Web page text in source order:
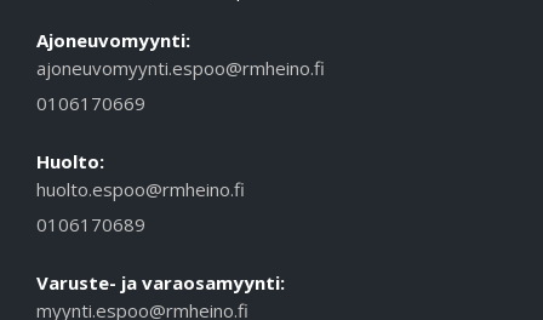
Ajoneuvomyynti:
ajoneuvomyynti.espoo@rmheino.fi
0106170669
Huolto:
huolto.espoo@rmheino.fi
0106170689
Varuste- ja varaosamyynti:
myynti.espoo@rmheino.fi